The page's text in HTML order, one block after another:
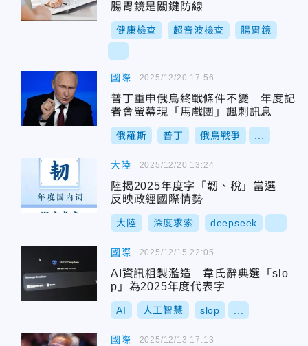
腸胃鏡是關鍵防線
健康檢查 超音波檢查 腸胃鏡
國際
普丁重申俄烏終戰條件不變 年度記
者會螢幕現「馬戲團」諷刺訊息
俄羅斯 普丁 俄烏戰爭
2025/12/20 17:56
大陸
陸揭2025年度字「韌、稅」當選
反映政經國際情勢
大陸 深度求索 deepseek
2025/12/20 13:24
國際
AI資訊粗製濫造 韋氏辭典選「slo
p」為2025年度代表字
AI 人工智慧 slop
2025/12/15 22:05
國際 2025/12/13 17:13